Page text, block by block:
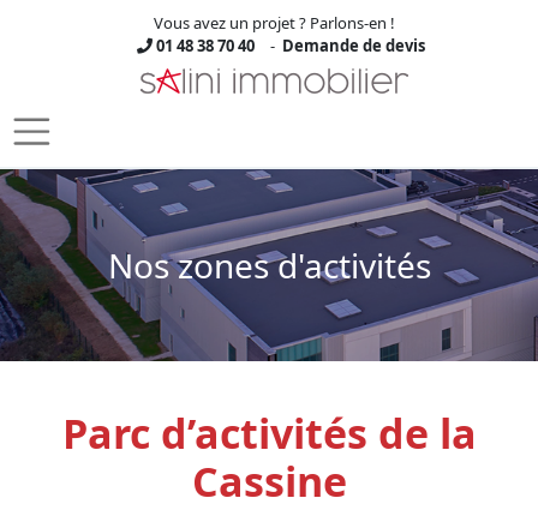
Skip to main content
Vous avez un projet ? Parlons-en !
01 48 38 70 40
- Demande de devis
Nos zones d'activités
Parc d’activités de la
Cassine